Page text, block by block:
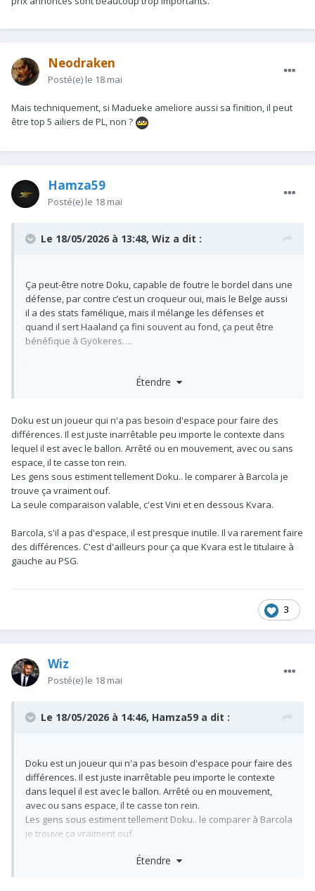
Neodraken
Posté(e) le 18 mai
Mais techniquement, si Madueke ameliore aussi sa finition, il peut
être top 5 ailiers de PL, non ?
Hamza59
Posté(e) le 18 mai
Le 18/05/2026 à 13:48, Wiz a dit :
Ça peut-être notre Doku, capable de foutre le bordel dans une
défense, par contre c’est un croqueur oui, mais le Belge aussi
il a des stats famélique, mais il mélange les défenses et
quand il sert Haaland ça fini souvent au fond, ça peut être
bénéfique à Gyökeres….
Étendre
Doku est un joueur qui n'a pas besoin d'espace pour faire des
différences. Il est juste inarrêtable peu importe le contexte dans
lequel il est avec le ballon. Arrêté ou en mouvement, avec ou sans
espace, il te casse ton rein.
Les gens sous estiment tellement Doku.. le comparer à Barcola je
trouve ça vraiment ouf.
La seule comparaison valable, c'est Vini et en dessous Kvara.
Barcola, s'il a pas d'espace, il est presque inutile. Il va rarement faire
des différences. C'est d'ailleurs pour ça que Kvara est le titulaire à
gauche au PSG.
3
Wiz
Posté(e) le 18 mai
Le 18/05/2026 à 14:46, Hamza59 a dit :
Doku est un joueur qui n'a pas besoin d'espace pour faire des
différences. Il est juste inarrêtable peu importe le contexte
dans lequel il est avec le ballon. Arrêté ou en mouvement,
avec ou sans espace, il te casse ton rein.
Les gens sous estiment tellement Doku.. le comparer à Barcola
je trouve ça vraiment ouf.
Étendre